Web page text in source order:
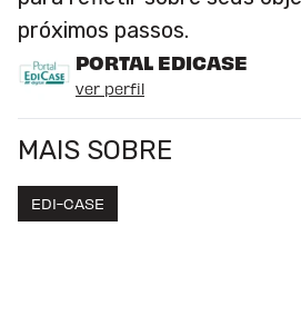
próximos passos.
PORTAL EDICASE
ver perfil
MAIS SOBRE
EDI-CASE